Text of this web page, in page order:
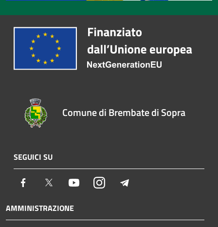
Comune di Brembate di Sopra
SEGUICI SU
Facebook Twitter YoutubeInstagram
AMMINISTRAZIONE